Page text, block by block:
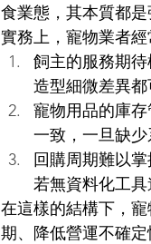
食業態，其本質都
實務上，寵物業者
飼主的服務期
造型細微差異
寵物用品的庫
一致，一旦缺
回購周期難以
若無資料化工
在這樣的結構下，
期、降低營運不確